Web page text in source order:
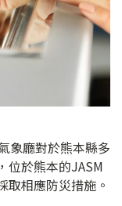
象廳對於熊本縣多
位於熊本的JASM
取相應防災措施。